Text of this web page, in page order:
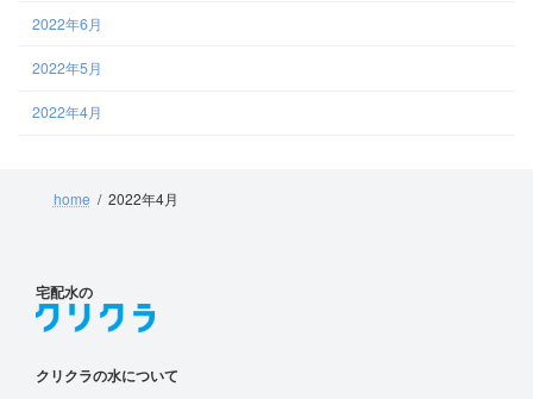
2022年6月
2022年5月
2022年4月
home 2022年4月
宅配水の
クリクラの水について